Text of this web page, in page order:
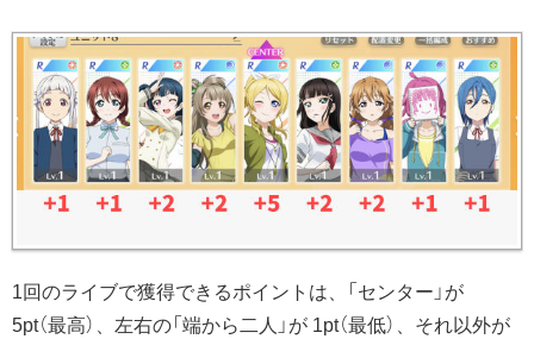
1回のライブで獲得できるポイントは、「センター」が
5pt（最高）、左右の「端から二人」が 1pt（最低）、それ以外が